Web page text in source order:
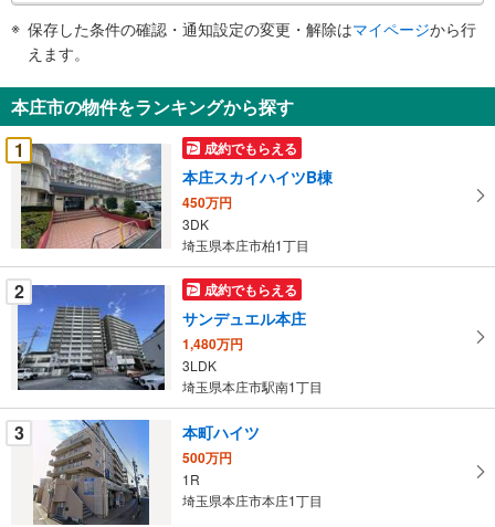
知
を
受
け
取
る
・
件
を
マ
イ
ペ
ー
ジ
保存した条件の確認・通知設定の変更・解除はマイページから行
えます。
本庄市の物件をランキングから探す
1
成約でもらえる
本庄スカイハイツB棟
450万円
3DK
埼玉県本庄市柏1丁目
2 成約でもらえる
サンデュエル本庄
1,480万円
3LDK
埼玉県本庄市駅南1丁目
3 本町ハイツ
500万円
1R
埼玉県本庄市本庄1丁目